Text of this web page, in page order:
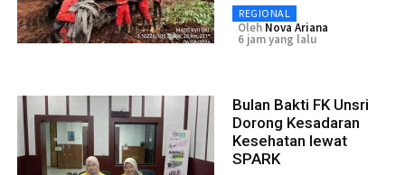
REGIONAL
Oleh Nova Ariana
6 jam yang lalu
Bulan Bakti FK Unsri
Dorong Kesadaran
Kesehatan lewat
SPARK